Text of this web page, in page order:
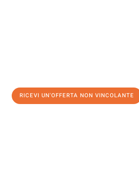
RICEVI UN'OFFERTA NON VINCOLANTE